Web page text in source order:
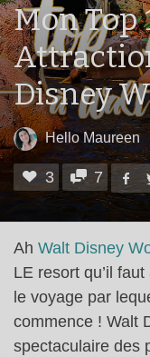
Mon Top
Disney
Hello Maureen
3 7
Ah Walt Disney
LE resort qu’il
le voyage par
commence ! Walt
spectaculaire des